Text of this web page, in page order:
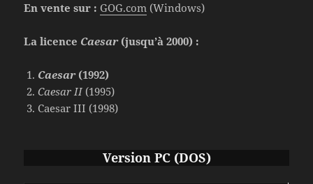
En vente sur : GOG.com (Windows)
La licence Caesar(jusqu’à 2000) :
Caesar(1992)
Caesar II(1995)
Caesar III (1998)
Version PC(DOS)